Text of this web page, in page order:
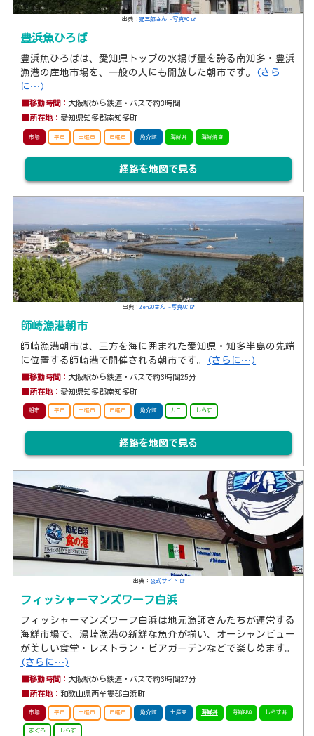
出典： 猫三郎さん -写真AC
豊浜魚ひろば
豊浜魚ひろばは、愛知県トップの水揚げ量を誇る南知多・豊浜
漁港の産地市場を、一般の人にも開放した朝市です。
(さら
に…)
■移動時間： 大阪駅から鉄道・バスで約3時間
■所在地：愛知県知多郡南知多町
市場 平日 土曜日 日曜日 魚介類 海鮮丼 海鮮焼き
経路を地図で見る
出典：ZenGOさん -写真AC
師崎漁港朝市
師崎漁港朝市は、三方を海に囲まれた愛知県・知多半島の先端
に位置する師崎港で開催される朝市です。
(さらに…)
■移動時間： 大阪駅から鉄道・バスで約3時間25分
■所在地：愛知県知多郡南知多町
朝市 平日 土曜日 日曜日 魚介類 カニ しらす
経路を地図で見る
出典： 公式サイト
フィッシャーマンズワーフ白浜
フィッシャーマンズワーフ白浜は地元漁師さんたちが運営する
海鮮市場で、湯崎漁港の新鮮な魚介が揃い、オーシャンビュー
が美しい食堂・レストラン・ビアガーデンなどで楽しめます。
(さらに…)
■移動時間： 大阪駅から鉄道・バスで約3時間27分
■所在地： 和歌山県西牟婁郡白浜町
市場 平日 土曜日 日曜日 魚介類 土産品 海鮮丼 海鮮BBQ しらす丼
まぐろ しらす